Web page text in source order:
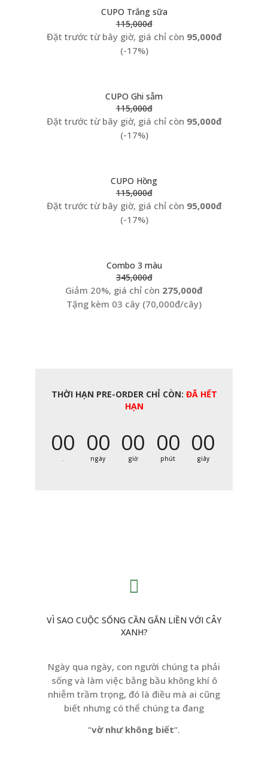
CUPO Trắng sữa
115,000đ
Đặt trước từ bây giờ, giá chỉ còn 95,000đ
(-17%)
CUPO Ghi sẫm
115,000đ
Đặt trước từ bây giờ, giá chỉ còn 95,000đ
(-17%)
CUPO Hồng
115,000đ
Đặt trước từ bây giờ, giá chỉ còn 95,000đ
(-17%)
Combo 3 màu
345,000đ
Giảm 20%, giá chỉ còn 275,000đ
Tặng kèm 03 cây (70,000đ/cây)
THỜI HẠN PRE-ORDER CHỈ CÒN: ĐÃ HẾT
HẠN
00
.
00
ngày
00
giờ
00
phút
00
giây
VÌ SAO CUỘC SỐNG CẦN GẮN LIỀN VỚI CÂY
XANH?
Ngày qua ngày, con người chúng ta phải
sống và làm việc bằng bầu không khí ô
nhiễm trầm trọng, đó là điều mà ai cũng
biết nhưng có thể chúng ta đang
“vờ như không biết“.